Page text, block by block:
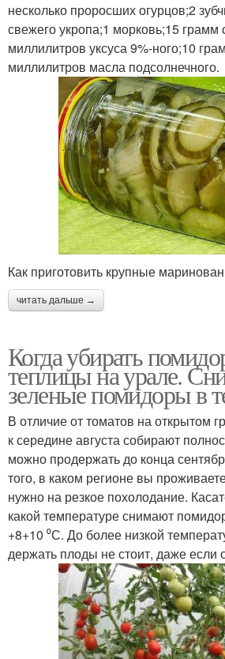
несколько проросших огурцов;2
свежего укропа;1 морковь;15 грамм
миллилитров уксуса 9%-ного;10
миллилитров масла подсолнечного.
Как приготовить крупные
читать дальше →
Когда убирать
теплицы на урале.
зеленые помидоры в
В отличие от томатов на открытом
к середине августа собирают
можно продержать до конца
того, в каком регионе вы
нужно на резкое похолодание.
какой температуре снимают
+8+10 ⁰С. До более низкой
держать плоды не стоит, даже если